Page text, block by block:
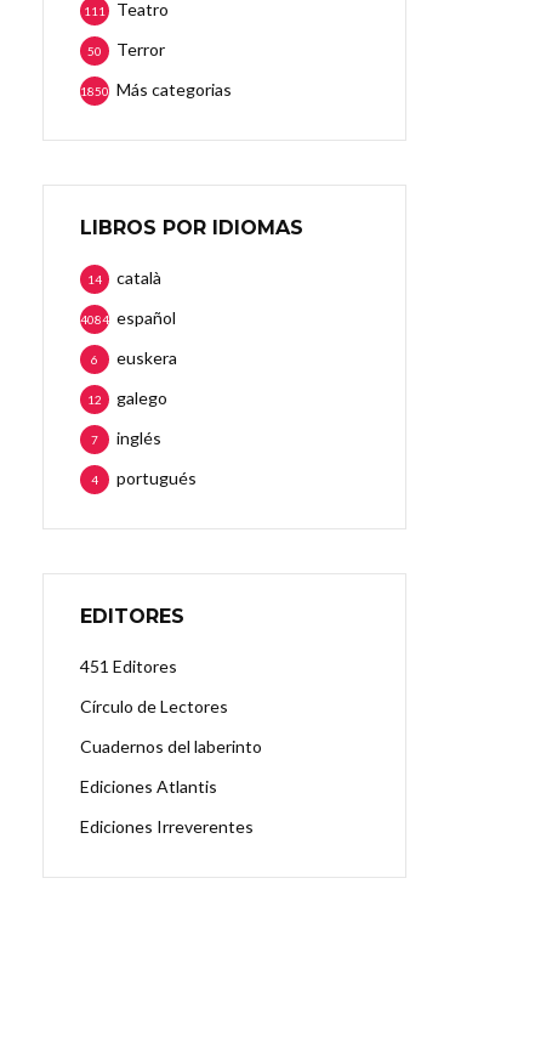
Teatro
111
Terror
50
Más categorias
1850
LIBROS POR IDIOMAS
català
14
español
4084
euskera
6
galego
12
inglés
7
portugués
4
EDITORES
451 Editores
Círculo de Lectores
Cuadernos del laberinto
Ediciones Atlantis
Ediciones Irreverentes